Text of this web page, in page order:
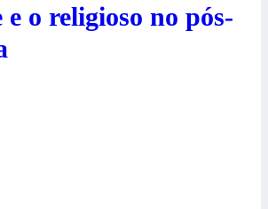
e o religioso no pós-